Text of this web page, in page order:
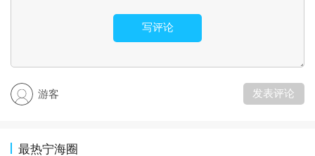
写评论
游客 发表评论
最热宁海圈